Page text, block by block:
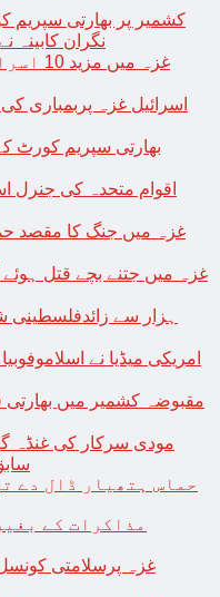
کشمیر پر بھارتی سپریم
نگران کابینہ
اسرائیل غزہ پربمباری
بھارتی سپریم کورٹ
اقوام متحدہ کی جنرل
غزہ میں جنگ کا مقصد
امریکی میڈیا نے
مقبوضہ کشمیر میں
مودی سرکار کی غنڈہ
حماس ہتھیار ڈال دے
مذاکرات کے
غزہ پرسلامتی